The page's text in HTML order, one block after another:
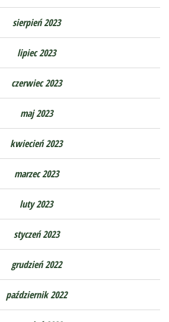
sierpień 2023
lipiec 2023
czerwiec 2023
maj 2023
kwiecień 2023
marzec 2023
luty 2023
styczeń 2023
grudzień 2022
październik 2022